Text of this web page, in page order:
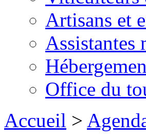
Artisans et
Assistantes
Office du
Accueil >